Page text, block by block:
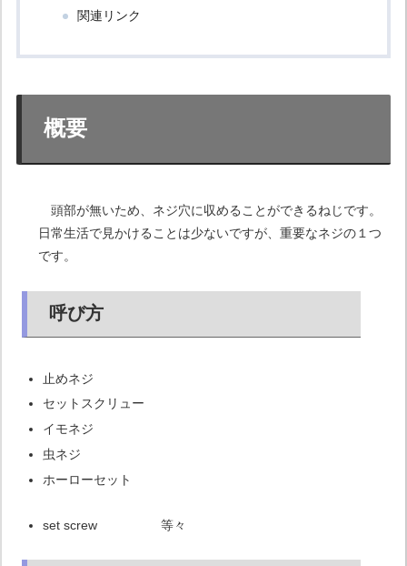
関連リンク
概要
頭部が無いため、ネジ穴に収めることができるねじです。
日常生活で見かけることは少ないですが、重要なネジの１つ
です。
呼び方
止めネジ
セットスクリュー
イモネジ
虫ネジ
ホーローセット
set screw 等々